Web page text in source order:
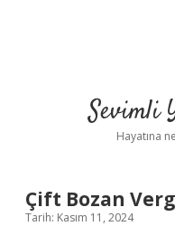
Sevimli
Hayatına
Çift Bozan
Tarih: Kasım 11, 2024